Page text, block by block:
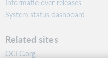
Informatie over releases
System status dashboard
Related sites
OCLC.org